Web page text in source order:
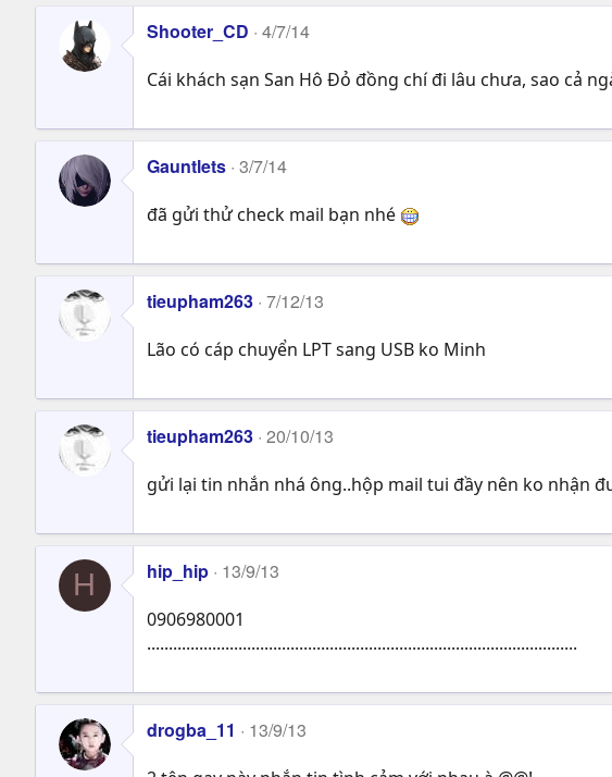
Shooter_CD 4/7/14
Cái khách sạn San Hô Đỏ đồng chí đi lâu chưa, sao cả
Gauntlets 3/7/14
đã gửi thử check mail bạn nhé
tieupham263 7/12/13
Lão có cáp chuyển LPT sang USB ko Minh
tieupham263 20/10/13
gửi lại tin nhắn nhá ông..hộp mail tui đầy nên ko nhận
H hip_hip 13/9/13
0906980001
...................................................................................................
drogba_11 13/9/13